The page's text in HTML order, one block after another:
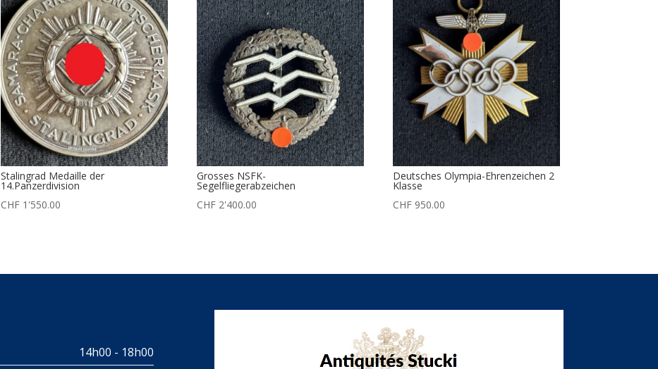
Stalingrad Medaille der
14.Panzerdivision
CHF 1'550.00
Grosses NSFK-
Segelfliegerabzeichen
CHF 2'400.00
Deutsches Olympia-Ehrenzeichen 2
Klasse
CHF 950.00
14h00 - 18h00